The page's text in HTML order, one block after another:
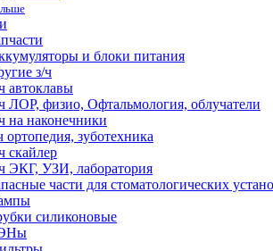
и блоки питания
з/ч
автоклавы
ЛОР, физио, Офтальмология, облучатели
на наконечники
ортопедия, зуботехника
скайлер
ЭКГ, УЗИ, лаборатория
части для стоматологических
силиконовые